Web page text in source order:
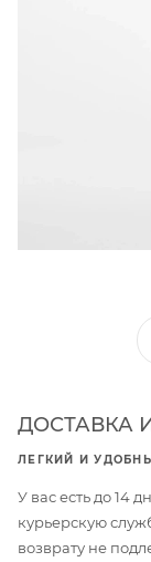
ДОСТАВКА
ЛЕГКИЙ И
У вас есть до 14
курьерскую
возврату не